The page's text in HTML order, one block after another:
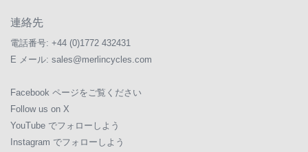
連絡先
電話番号: +44 (0)1772 432431
E メール: sales@merlincycles.com
Facebook ページをご覧ください
Follow us on X
YouTube でフォローしよう
Instagram でフォローしよう